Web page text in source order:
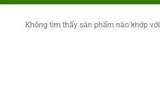
Không tìm thấy sản phẩm nào khớp